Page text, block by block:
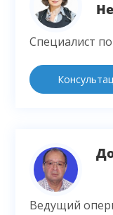
Специалист
Ведущий